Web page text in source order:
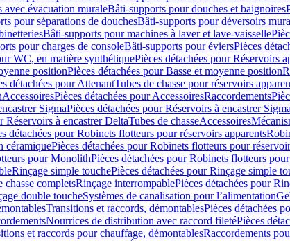
avec évacuation muraleBâti-supports pour douches et baignoires
pour séparations de douchesBâti-supports pour déversoirs
Bâti-supports pour machines à laver et lave-vaisselle
pour charges de consoleBâti-supports pour éviersPièces
WC, en matière synthétiquePièces détachées pour Réservoirs
positionPièces détachées pour Basse et moyenne position
détachées pour AttenantTubes de chasse pour réservoirs
AccessoiresPièces détachées pour AccessoiresRaccordements
SigmaPièces détachées pour Réservoirs à encastrer Sigma
Réservoirs à encastrer DeltaTubes de chasseAccessoires
détachées pour Robinets flotteurs pour réservoirs apparents
céramiquePièces détachées pour Robinets flotteurs pour
pour MonolithPièces détachées pour Robinets flotteurs
Rinçage simple touchePièces détachées pour Rinçage simple
chasse completsRinçage interrompablePièces détachées pour
double toucheSystèmes de canalisation pour l’alimentation
Transitions et raccords, démontablesPièces détachées
Nourrices de distribution avec raccord filetéPièces
et raccords pour chauffage, démontablesRaccordements